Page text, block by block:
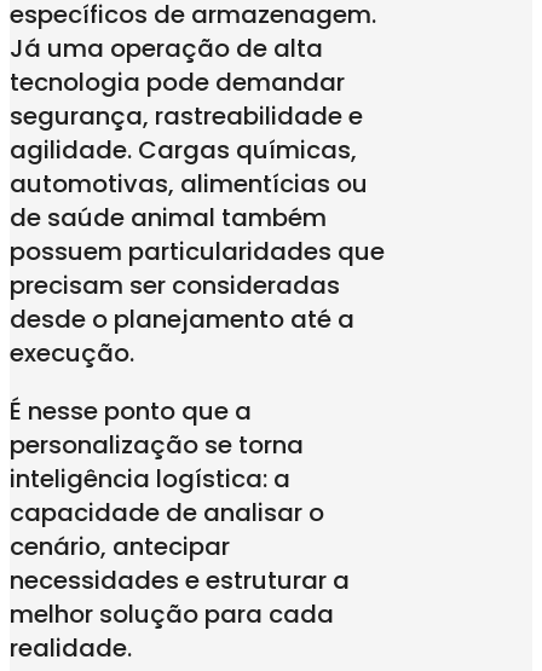
específicos de armazenagem.
Já uma operação de alta
tecnologia pode demandar
segurança, rastreabilidade e
agilidade. Cargas químicas,
automotivas, alimentícias ou
de saúde animal também
possuem particularidades que
precisam ser consideradas
desde o planejamento até a
execução.
É nesse ponto que a
personalização se torna
inteligência logística: a
capacidade de analisar o
cenário, antecipar
necessidades e estruturar a
melhor solução para cada
realidade.